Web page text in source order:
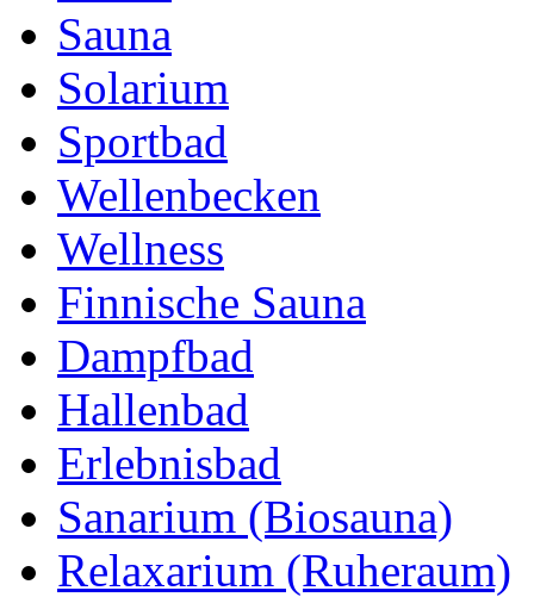
Sauna
Solarium
Sportbad
Wellenbecken
Wellness
Finnische Sauna
Dampfbad
Hallenbad
Erlebnisbad
Sanarium (Biosauna)
Relaxarium (Ruheraum)